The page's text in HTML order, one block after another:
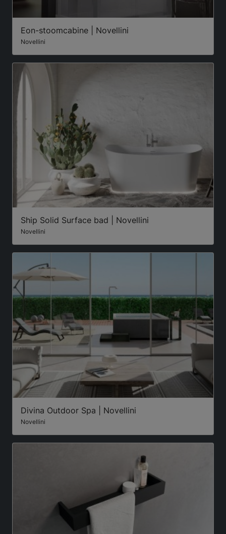
Eon-stoomcabine | Novellini
Novellini
Ship Solid Surface bad | Novellini
Novellini
Divina Outdoor Spa | Novellini
Novellini